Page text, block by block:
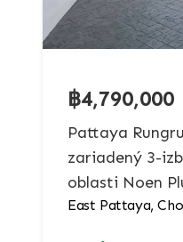
฿4,790,000
Pattaya
zariadený 3-
oblasti Noen
East Pattaya,